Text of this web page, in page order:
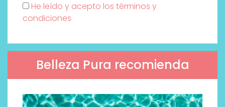
He leído y acepto los términos y
condiciones
Belleza Pura recomienda